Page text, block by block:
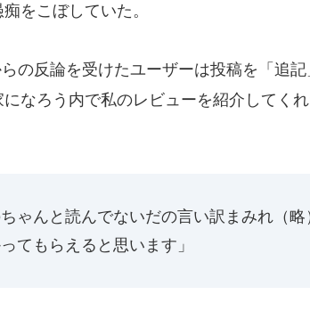
をこぼしていた。
の反論を受けたユーザーは投稿を「追記
なろう内で私のレビューを紹介してく
ちゃんと読んでないだの言い訳まみれ（
てもらえると思います」